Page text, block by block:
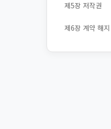
제5장 저작권
제6장 계약 해지